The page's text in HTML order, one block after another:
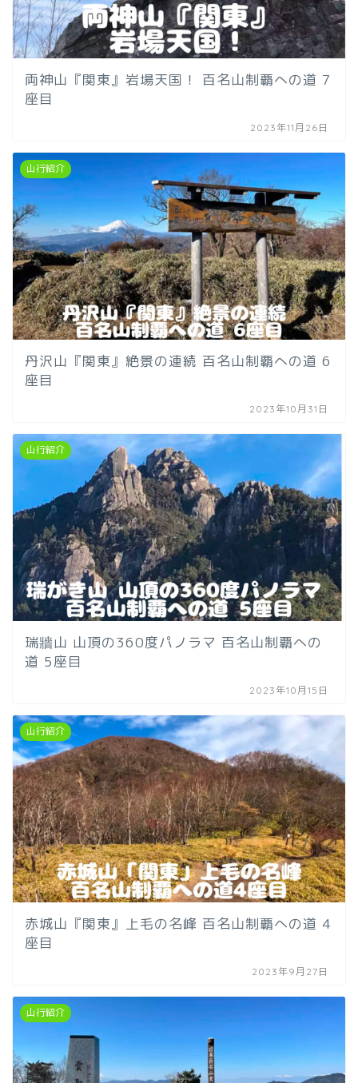
両神山『関東』岩場天国！ 百名山制覇への道 7
座目
2023年11月26日
山行紹介
丹沢山『関東』絶景の連続 百名山制覇への道 6
座目
2023年10月31日
山行紹介
瑞牆山 山頂の360度パノラマ 百名山制覇への
道 5座目
2023年10月15日
山行紹介
赤城山『関東』上毛の名峰 百名山制覇への道 4
座目
2023年9月27日
山行紹介